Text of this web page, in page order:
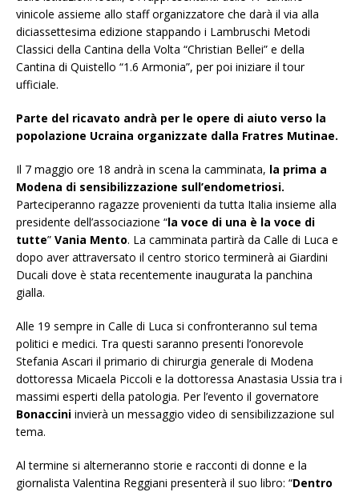
vinicole assieme allo staff organizzatore che darà il via alla
diciassettesima edizione stappando i Lambruschi Metodi
Classici della Cantina della Volta “Christian Bellei” e della
Cantina di Quistello “1.6 Armonia”, per poi iniziare il tour
ufficiale.
Parte del ricavato andrà per le opere di aiuto verso la
popolazione Ucraina organizzate dalla Fratres Mutinae.
Il 7 maggio ore 18 andrà in scena la camminata, la prima a
Modena di sensibilizzazione sull’endometriosi.
Parteciperanno ragazze provenienti da tutta Italia insieme alla
presidente dell’associazione “la voce di una è la voce di
tutte” Vania Mento. La camminata partirà da Calle di Luca e
dopo aver attraversato il centro storico terminerà ai Giardini
Ducali dove è stata recentemente inaugurata la panchina
gialla.
Alle 19 sempre in Calle di Luca si confronteranno sul tema
politici e medici. Tra questi saranno presenti l’onorevole
Stefania Ascari il primario di chirurgia generale di Modena
dottoressa Micaela Piccoli e la dottoressa Anastasia Ussia tra i
massimi esperti della patologia. Per l’evento il governatore
Bonaccini invierà un messaggio video di sensibilizzazione sul
tema.
Al termine si alterneranno storie e racconti di donne e la
giornalista Valentina Reggiani presenterà il suo libro: “Dentro